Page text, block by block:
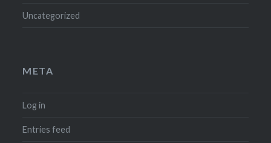
Uncategorized
META
Log in
Entries feed